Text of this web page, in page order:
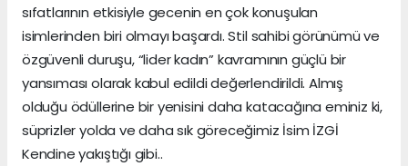
sıfatlarının etkisiyle gecenin en çok konuşulan
isimlerinden biri olmayı başardı. Stil sahibi görünümü ve
özgüvenli duruşu, “lider kadın” kavramının güçlü bir
yansıması olarak kabul edildi değerlendirildi. Almış
olduğu ödüllerine bir yenisini daha katacağına eminiz ki,
süprizler yolda ve daha sık göreceğimiz İsim İZGİ
Kendine yakıştığı gibi..